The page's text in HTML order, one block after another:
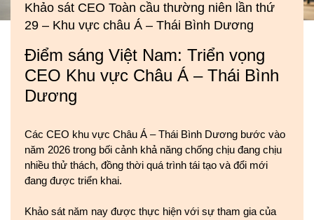
Điểm sáng Việt Nam: Triển vọng
CEO Khu vực Châu Á – Thái Bình
Dương
Khảo sát CEO Toàn cầu thường niên lần thứ
29 – Khu vực châu Á – Thái Bình Dương
Các CEO khu vực Châu Á – Thái Bình Dương bước vào
năm 2026 trong bối cảnh khả năng chống chịu đang chịu
nhiều thử thách, đồng thời quá trình tái tạo và đổi mới
đang được triển khai.
Khảo sát năm nay được thực hiện với sự tham gia của